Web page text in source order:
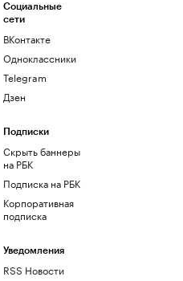
Социальные
сети
ВКонтакте
Одноклассники
Telegram
Дзен
Подписки
Скрыть баннеры
на РБК
Подписка на РБК
Корпоративная
подписка
Уведомления
RSS Новости